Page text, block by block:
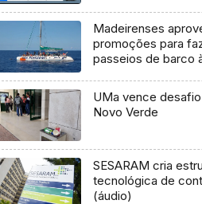
Madeirenses
promoções para
passeios de barco
UMa vence
Novo Verde
SESARAM cria
tecnológica de
(áudio)